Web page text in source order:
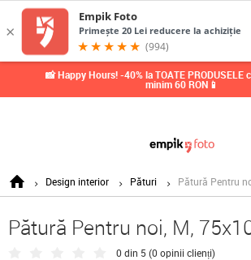
📸 Happy Hours! -40% la TOATE PRODUSELE
minim 60 RON📱
Design interior Pături Pătură Pentru
Pătură Pentru noi, M,
0 din 5 (0 opinii clienți)